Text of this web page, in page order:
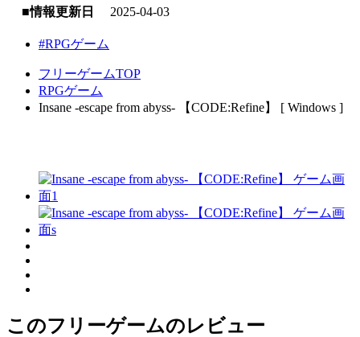
■情報更新日
2025-04-03
#RPGゲーム
フリーゲームTOP
RPGゲーム
Insane -escape from abyss- 【CODE:Refine】 [ Windows ]
このフリーゲームのレビュー